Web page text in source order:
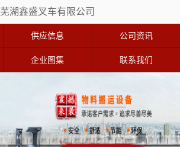
芜湖鑫盛叉车有限公司
供应信息 公司资讯
企业图集 联系我们